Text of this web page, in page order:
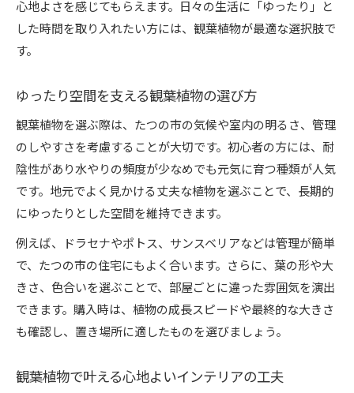
心地よさを感じてもらえます。日々の生活に「ゆったり」と
した時間を取り入れたい方には、観葉植物が最適な選択肢で
す。
ゆったり空間を支える観葉植物の選び方
観葉植物を選ぶ際は、たつの市の気候や室内の明るさ、管理
のしやすさを考慮することが大切です。初心者の方には、耐
陰性があり水やりの頻度が少なめでも元気に育つ種類が人気
です。地元でよく見かける丈夫な植物を選ぶことで、長期的
にゆったりとした空間を維持できます。
例えば、ドラセナやポトス、サンスベリアなどは管理が簡単
で、たつの市の住宅にもよく合います。さらに、葉の形や大
きさ、色合いを選ぶことで、部屋ごとに違った雰囲気を演出
できます。購入時は、植物の成長スピードや最終的な大きさ
も確認し、置き場所に適したものを選びましょう。
観葉植物で叶える心地よいインテリアの工夫